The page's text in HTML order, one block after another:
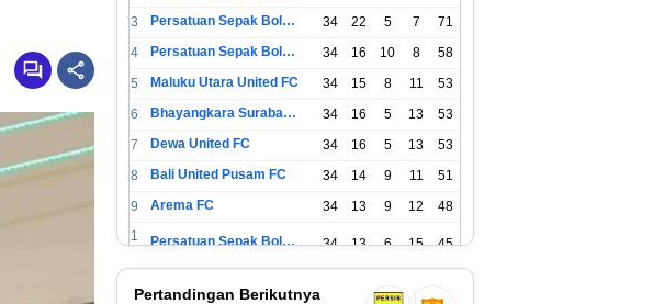
3
Persatuan Sepak Bola Indonesia Jakarta 34 22 5 7
71
4
Persatuan Sepak Bola Surabaya 34 16 10 8
58
5
Maluku Utara United FC 34 15 8 11
53
6
Bhayangkara Surabaya United 34 16 5 13
53
7
Dewa United FC 34 16 5 13
53
8
Bali United Pusam FC 34 14 9 11
51
9
Arema FC 34 13 9 12
48
1
Persatuan Sepak Bola Indonesia Tangerang 34 13 6 15 45
1
Pertandingan Berikutnya